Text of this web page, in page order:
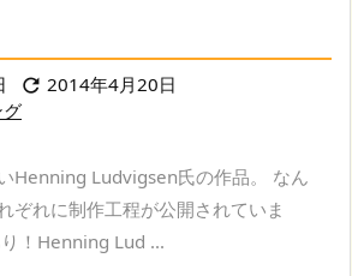
 2014年4月20日
Henning Ludvigsen氏の作品。 なん
ぞれに制作工程が公開されていま
！Henning Lud ...